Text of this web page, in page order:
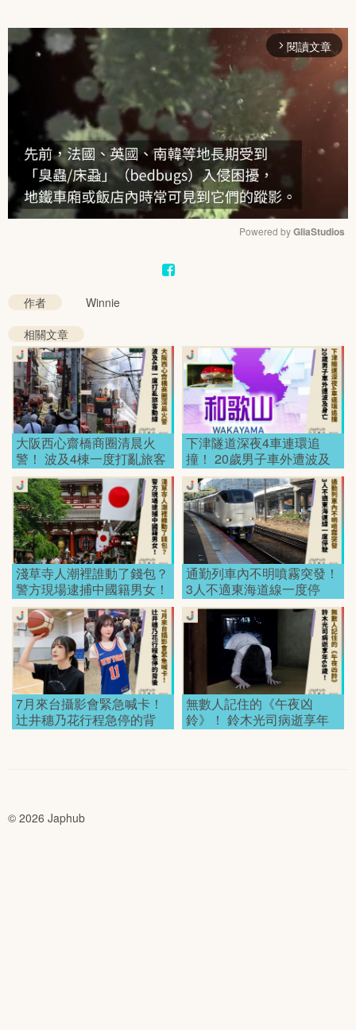
arrow_forward_ios 閱讀文章
Powered by GliaStudios
作者
Winnie
相關文章
大阪西心齋橋商圈清晨火
警！ 波及4棟一度打亂旅客
動線！
下津隧道深夜4車連環追
撞！ 20歲男子車外遭波及
身亡！
淺草寺人潮裡誰動了錢包？
警方現場逮捕中國籍男女！
通勤列車內不明噴霧突發！
3人不適東海道線一度停
駛！
7月來台攝影會緊急喊卡！
辻井穗乃花行程急停的背
後！
無數人記住的《午夜凶
鈴》！ 鈴木光司病逝享年
68歲！
© 2026 Japhub